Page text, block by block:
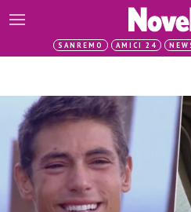
SANREMO AMICI 24